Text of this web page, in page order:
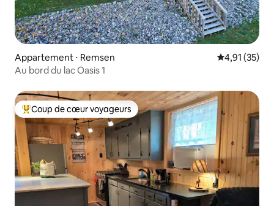
Appartement ⋅ Remsen Évaluation
4,91 (35)
Au bord du lac Oasis 1
Coups de cœur voyageurs les plus appréciés
Coup de cœur voyageurs